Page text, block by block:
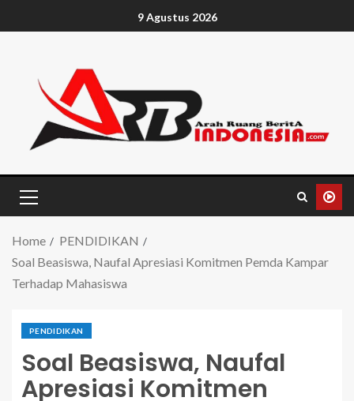
9 Agustus 2026
Home
PENDIDIKAN
Soal Beasiswa, Naufal Apresiasi Komitmen Pemda Kampar
Terhadap Mahasiswa
PENDIDIKAN
Soal Beasiswa, Naufal
Apresiasi Komitmen